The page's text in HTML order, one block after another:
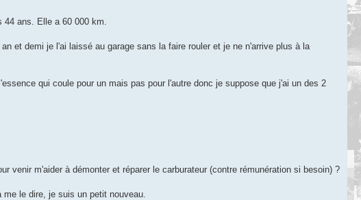
ans. Elle a 60 000 km.
et demi je l'ai laissé au garage sans la faire rouler et je ne n'arrive plus à la
qui coule pour un mais pas pour l'autre donc je suppose que j'ai un des 2
venir m'aider à démonter et réparer le carburateur (contre rémunération si besoin) ?
le dire, je suis un petit nouveau.